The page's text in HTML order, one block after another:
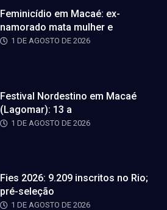
Feminicídio em Macaé: ex-
namorado mata mulher e
1 DE AGOSTO DE 2026
Festival Nordestino em Macaé
(Lagomar): 13 a
1 DE AGOSTO DE 2026
Fies 2026: 9.209 inscritos no Rio;
pré-seleção
1 DE AGOSTO DE 2026